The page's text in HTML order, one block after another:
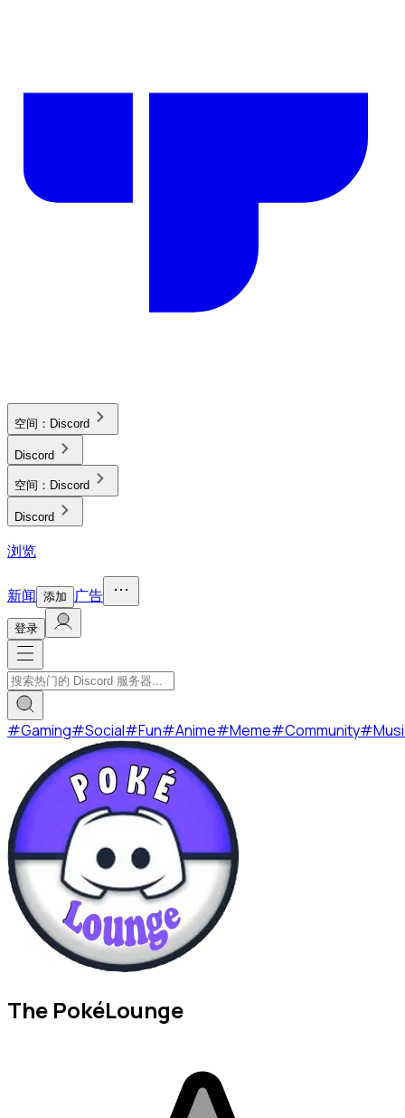
空间： Discord
Discord
空间： Discord
Discord
浏览
新闻 添加 广告
登录
#Gaming#Social#Fun#Anime#Meme#Community#
The PokéLounge